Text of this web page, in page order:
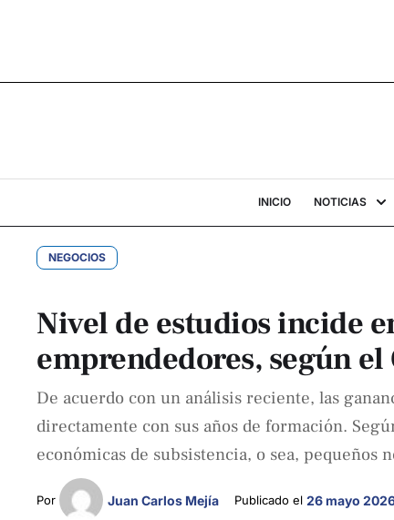
INICIO NOTICIAS
NEGOCIOS
Nivel de estudios incide
emprendedores, según
De acuerdo con un análisis reciente, las
directamente con sus años de formación.
económicas de subsistencia, o sea, pequeños
Por Juan Carlos Mejía Publicado el 26 mayo